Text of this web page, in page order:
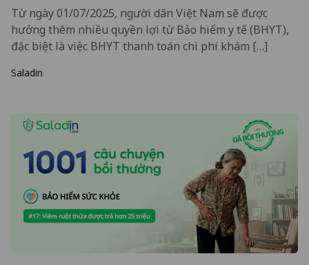
Từ ngày 01/07/2025, người dân Việt Nam sẽ được
hưởng thêm nhiều quyền lợi từ Bảo hiểm y tế (BHYT),
đặc biệt là việc BHYT thanh toán chi phí khám […]
Saladin